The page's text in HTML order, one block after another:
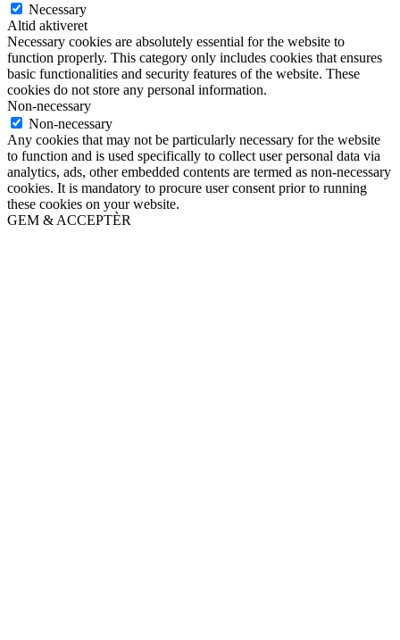
Necessary
Altid aktiveret
Necessary cookies are absolutely essential for the website to
function properly. This category only includes cookies that ensures
basic functionalities and security features of the website. These
cookies do not store any personal information.
Non-necessary
Non-necessary
Any cookies that may not be particularly necessary for the website
to function and is used specifically to collect user personal data via
analytics, ads, other embedded contents are termed as non-necessary
cookies. It is mandatory to procure user consent prior to running
these cookies on your website.
GEM & ACCEPTÈR